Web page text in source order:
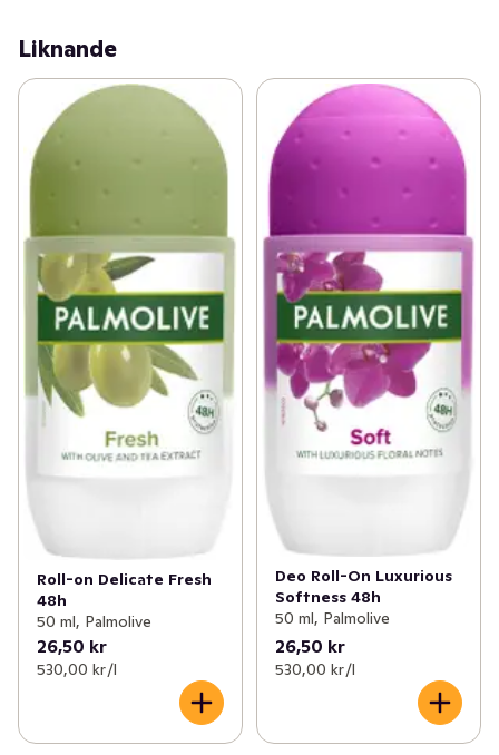
Liknande
Roll-on Delicate Fresh
48h
50 ml, Palmolive
26,50 kr
530,00 kr /l
Deo Roll-On Luxurious
Softness 48h
50 ml, Palmolive
26,50 kr
530,00 kr /l